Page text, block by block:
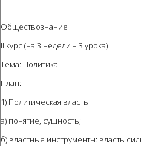
Обществознание
II курс (на 3 недели – 3 урока)
Тема: Политика
План:
1) Политическая власть
а) понятие, сущность;
б) властные инструменты: власть